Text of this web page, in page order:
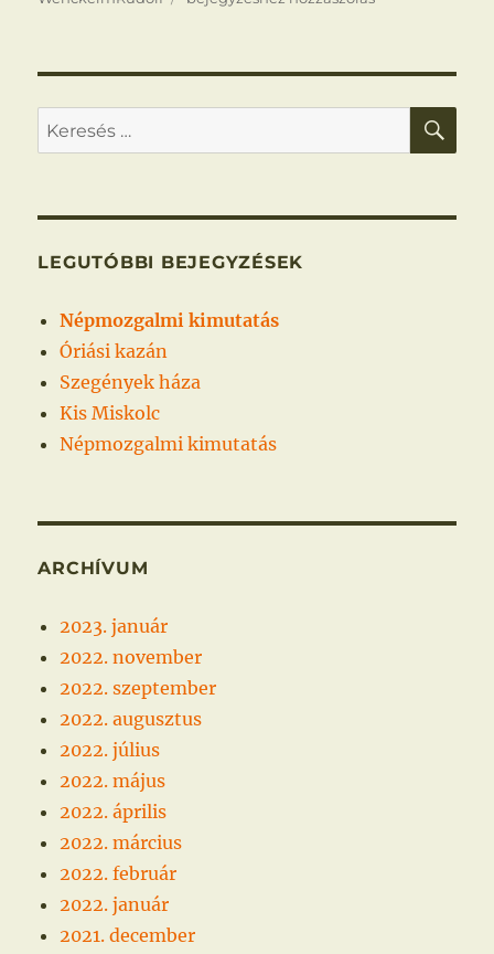
Keresés
a
kifejezésre:
LEGUTÓBBI BEJEGYZÉSEK
Népmozgalmi kimutatás
Óriási kazán
Szegények háza
Kis Miskolc
Népmozgalmi kimutatás
ARCHÍVUM
2023. január
2022. november
2022. szeptember
2022. augusztus
2022. július
2022. május
2022. április
2022. március
2022. február
2022. január
2021. december